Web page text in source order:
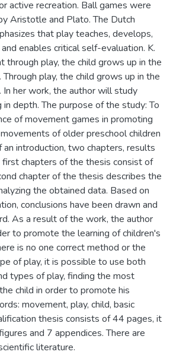
active recreation. Ball games were
Aristotle and Plato. The Dutch
that play teaches, develops,
enables critical self-evaluation. K.
through play, the child grows up in the
play, the child grows up in the
In her work, the author will study
in depth. The purpose of the study: To
of movement games in promoting
of older preschool children
introduction, two chapters, results
first chapters of the thesis consist of
chapter of the thesis describes the
the obtained data. Based on
conclusions have been drawn and
As a result of the work, the author
to promote the learning of children's
is no one correct method or the
of play, it is possible to use both
types of play, finding the most
child in order to promote his
movement, play, child, basic
thesis consists of 44 pages, it
and 7 appendices. There are
literature.